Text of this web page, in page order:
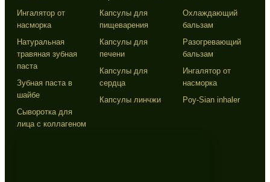
Ингалятор от
насморка
Натуральная
травяная зубная
паста
Зубная паста в
шайбе
Сыворотка для
лица с коллагеном
Капсулы для
пищеварения
Капсулы для
печени
Капсулы для
сердца
Капсулы линчжи
Охлаждающий
бальзам
Разогревающий
бальзам
Ингалятор от
насморка
Poy-Sian inhaler